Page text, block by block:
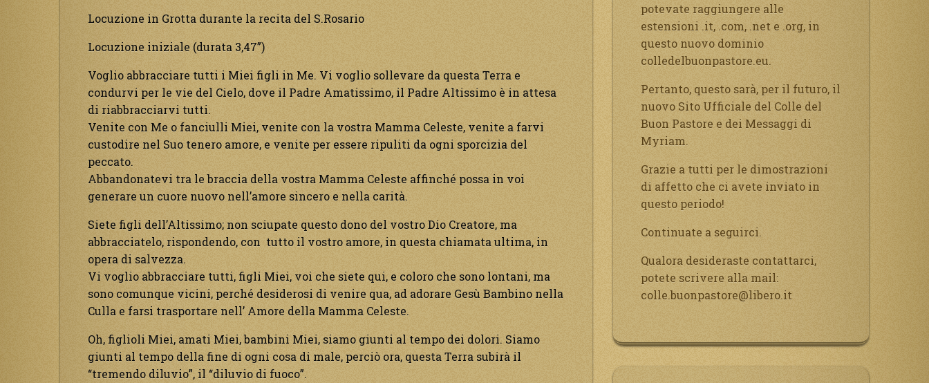
Locuzione in Grotta durante la recita del S.Rosario
Locuzione iniziale (durata 3,47”)
Voglio abbracciare tutti i Miei figli in Me. Vi voglio sollevare da questa Terra e
condurvi per le vie del Cielo, dove il Padre Amatissimo, il Padre Altissimo è in attesa
di riabbracciarvi tutti.
Venite con Me o fanciulli Miei, venite con la vostra Mamma Celeste, venite a farvi
custodire nel Suo tenero amore, e venite per essere ripuliti da ogni sporcizia del
peccato.
Abbandonatevi tra le braccia della vostra Mamma Celeste affinché possa in voi
generare un cuore nuovo nell’amore sincero e nella carità.
Siete figli dell’Altissimo; non sciupate questo dono del vostro Dio Creatore, ma
abbracciatelo, rispondendo, con tutto il vostro amore, in questa chiamata ultima, in
opera di salvezza.
Vi voglio abbracciare tutti, figli Miei, voi che siete qui, e coloro che sono lontani, ma
sono comunque vicini, perché desiderosi di venire qua, ad adorare Gesù Bambino nella
Culla e farsi trasportare nell’ Amore della Mamma Celeste.
Oh, figlioli Miei, amati Miei, bambini Miei, siamo giunti al tempo dei dolori. Siamo
giunti al tempo della fine di ogni cosa di male, perciò ora, questa Terra subirà il
“tremendo diluvio”, il “diluvio di fuoco”.
potevate raggiungere alle
estensioni .it, .com, .net e .org, in
questo nuovo dominio
colledelbuonpastore.eu.
Pertanto, questo sarà, per il futuro, il
nuovo Sito Ufficiale del Colle del
Buon Pastore e dei Messaggi di
Myriam.
Grazie a tutti per le dimostrazioni
di affetto che ci avete inviato in
questo periodo!
Continuate a seguirci.
Qualora desideraste contattarci,
potete scrivere alla mail:
colle.buonpastore@libero.it